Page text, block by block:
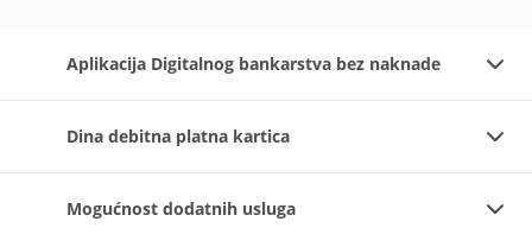
Aplikacija Digitalnog bankarstva bez naknade
Dina debitna platna kartica
Mogućnost dodatnih usluga